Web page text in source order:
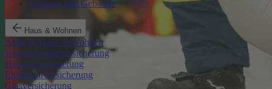
Wohnen und Gebäude
Haus & Wohnen
Alles zu Haus & Wohnen
Wohngebäudeversicherung
Hausratversicherung
Elementarversicherung
Glasversicherung